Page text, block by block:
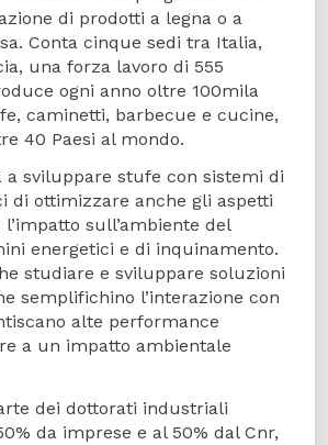
di prodotti a legna o a
Conta cinque sedi tra Italia,
una forza lavoro di 555
ogni anno oltre 100mila
caminetti, barbecue e cucine,
40 Paesi al mondo.
a sviluppare stufe con sistemi di
di ottimizzare anche gli aspetti
sull’ambiente del
energetici e di inquinamento.
studiare e sviluppare soluzioni
semplifichino l’interazione con
alte performance
a un impatto ambientale
dei dottorati industriali
da imprese e al 50% dal Cnr,